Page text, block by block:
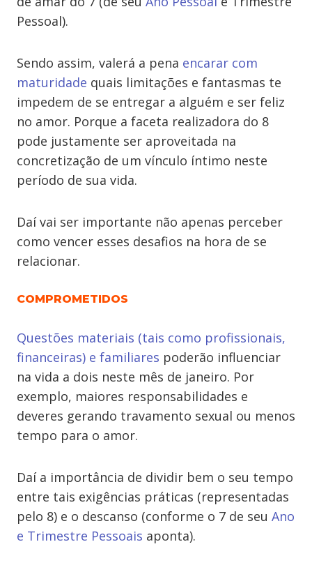
Pessoal).
Sendo assim, valerá a pena encarar com
maturidade quais limitações e fantasmas te
impedem de se entregar a alguém e ser feliz
no amor. Porque a faceta realizadora do 8
pode justamente ser aproveitada na
concretização de um vínculo íntimo neste
período de sua vida.
Daí vai ser importante não apenas perceber
como vencer esses desafios na hora de se
relacionar.
COMPROMETIDOS
Questões materiais (tais como profissionais,
financeiras) e familiares poderão influenciar
na vida a dois neste mês de janeiro. Por
exemplo, maiores responsabilidades e
deveres gerando travamento sexual ou menos
tempo para o amor.
Daí a importância de dividir bem o seu tempo
entre tais exigências práticas (representadas
pelo 8) e o descanso (conforme o 7 de seu Ano
e Trimestre Pessoais aponta).